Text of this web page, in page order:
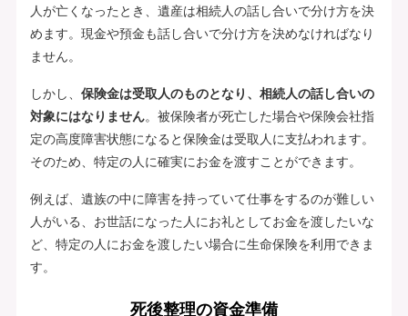
人が亡くなったとき、遺産は相続人の話し合いで分け方を決
めます。現金や預金も話し合いで分け方を決めなければなり
ません。
しかし、 保険金は受取人のものとなり、相続人の話し合いの
対象にはなりません。被保険者が死亡した場合や保険会社指
定の高度障害状態になると保険金は受取人に支払われます。
そのため、特定の人に確実にお金を渡すことができます。
例えば、遺族の中に障害を持っていて仕事をするのが難しい
人がいる、お世話になった人にお礼としてお金を渡したいな
ど、特定の人にお金を渡したい場合に生命保険を利用できま
す。
死後整理の資金準備